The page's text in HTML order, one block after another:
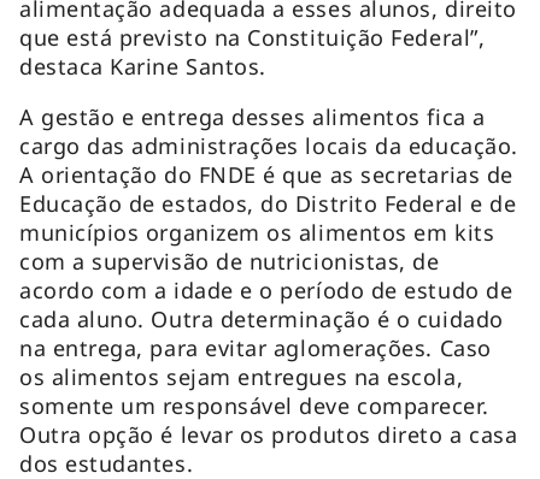
alimentação adequada a esses alunos, direito
que está previsto na Constituição Federal”,
destaca Karine Santos.
A gestão e entrega desses alimentos fica a
cargo das administrações locais da educação.
A orientação do FNDE é que as secretarias de
Educação de estados, do Distrito Federal e de
municípios organizem os alimentos em kits
com a supervisão de nutricionistas, de
acordo com a idade e o período de estudo de
cada aluno. Outra determinação é o cuidado
na entrega, para evitar aglomerações. Caso
os alimentos sejam entregues na escola,
somente um responsável deve comparecer.
Outra opção é levar os produtos direto a casa
dos estudantes.